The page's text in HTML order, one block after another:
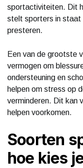
sportactiviteiten. Dit
stelt sporters in staat
presteren.
Een van de grootste
vermogen om
ondersteuning en
helpen om stress op
verminderen. Dit kan
helpen voorkomen.
Soorten
hoe kies